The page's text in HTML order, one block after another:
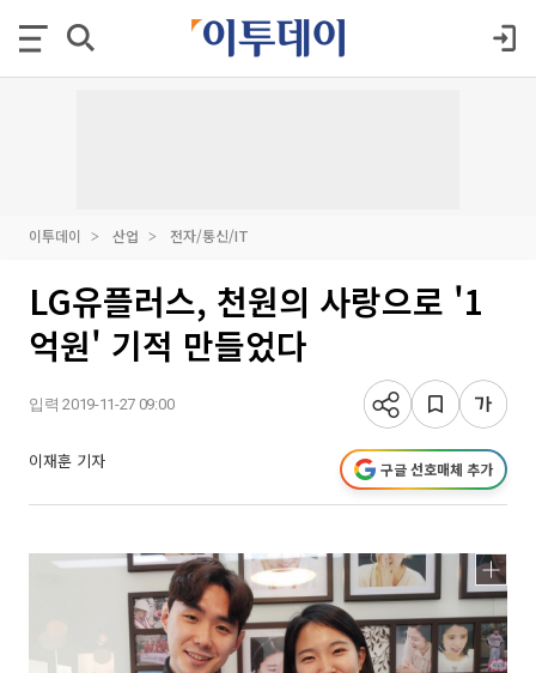
이투데이 산업 전자/통신/IT
LG유플러스, 천원의 사랑으로 '1
억원' 기적 만들었다
입력 2019-11-27 09:00
이재훈 기자 구글 선호매체 추가